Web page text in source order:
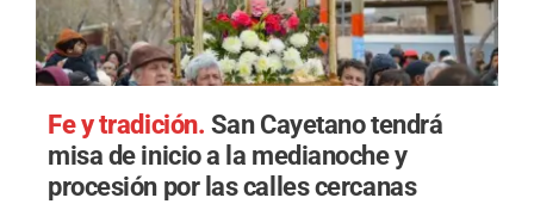
Fe y tradición. San Cayetano tendrá
misa de inicio a la medianoche y
procesión por las calles cercanas